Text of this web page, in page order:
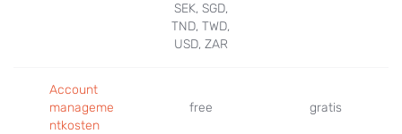
SEK, SGD,
TND, TWD,
USD, ZAR
Account
manageme
ntkosten
free gratis